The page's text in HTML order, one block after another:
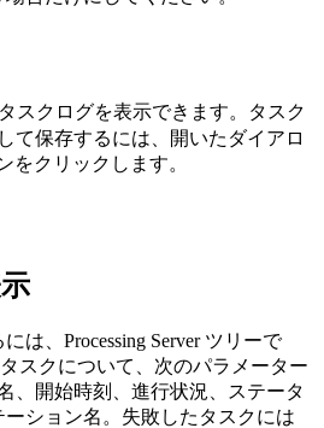
スクログを表示できます。タスク
て保存するには、開いたダイアロ
をクリックします。
は、Processing Server ツリーで
スクについて、次のパラメーター
、開始時刻、進行状況、ステータ
ション名。失敗したタスクには